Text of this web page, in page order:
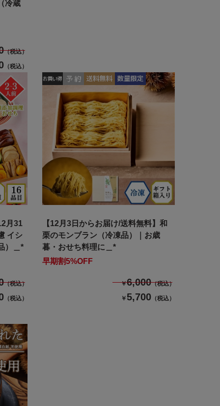
冷蔵
（税込）
（税込）
月31
イシ
）＿*
（税込）
（税込）
【12月3日からお届け/送料無料】和
栗のモンブラン（冷凍品）｜お歳
暮・おせち料理に＿*
早期割5%OFF
￥6,000（税込）
￥ 5,700 （税込）